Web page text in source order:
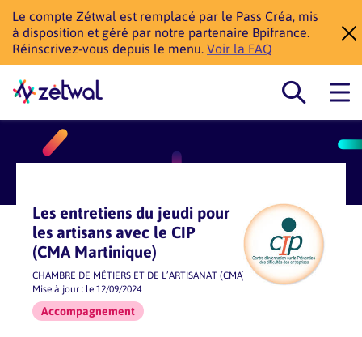
Le compte Zétwal est remplacé par le Pass Créa, mis
à disposition et géré par notre partenaire Bpifrance.
Réinscrivez-vous depuis le menu.Voir la FAQ
Les entretiens du jeudi pour
les artisans avec le CIP
(CMA Martinique)
CHAMBRE DE MÉTIERS ET DE L’ARTISANAT (CMA) MARTINIQUE
Mise à jour : le 12/09/2024
Accompagnement